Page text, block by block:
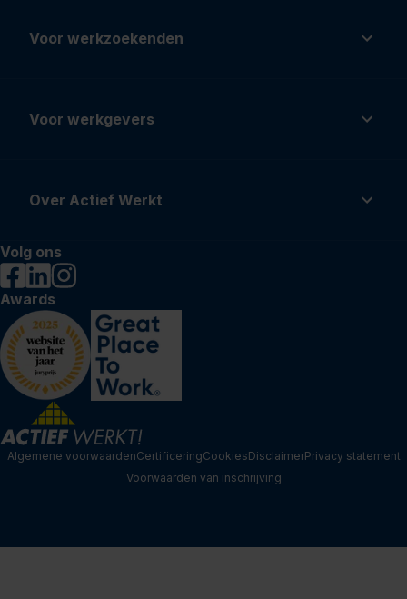
Voor werkzoekenden
Voor werkgevers
Over Actief Werkt
Volg ons
Awards
Algemene voorwaardenCertificeringCookiesDisclaimerPrivacy statement
Voorwaarden van inschrijving